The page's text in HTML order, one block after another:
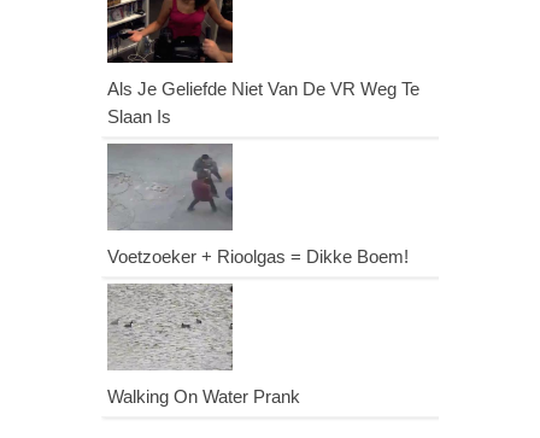
Als Je Geliefde Niet Van De VR Weg Te
Slaan Is
Voetzoeker + Rioolgas = Dikke Boem!
Walking On Water Prank